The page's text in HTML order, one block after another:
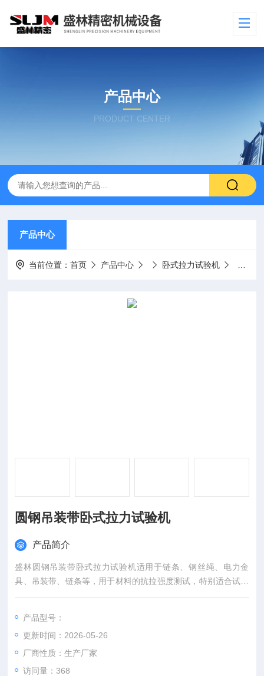
产品中心
PRODUCT CENTER
产品中心
当前位置：首页 产品中心 卧式拉力试验机
圆钢吊装带卧式拉力试验机
产品简介
盛林圆钢吊装带卧式拉力试验机适用于链条、钢丝绳、电力金
具、吊装带、链条等，用于材料的抗拉强度测试，特别适合试样
较长的材料力学试验，电子式吊装带卧式拉力试验机采用微机控
空间不受高度影响，最长抗拉伸空间可以达到30米以上，满足较
长的材料试样试验要求。
产品型号：
更新时间：2026-05-26
厂商性质：生产厂家
访问量：368